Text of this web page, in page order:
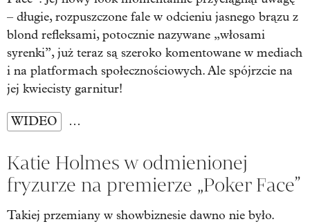
– długie, rozpuszczone fale w odcieniu jasnego brązu z
blond refleksami, potocznie nazywane „włosami
syrenki”, już teraz są szeroko komentowane w mediach
i na platformach społecznościowych. Ale spójrzcie na
jej kwiecisty garnitur!
WIDEO …
Katie Holmes w odmienionej
fryzurze na premierze „Poker Face”
Takiej przemiany w showbiznesie dawno nie było.